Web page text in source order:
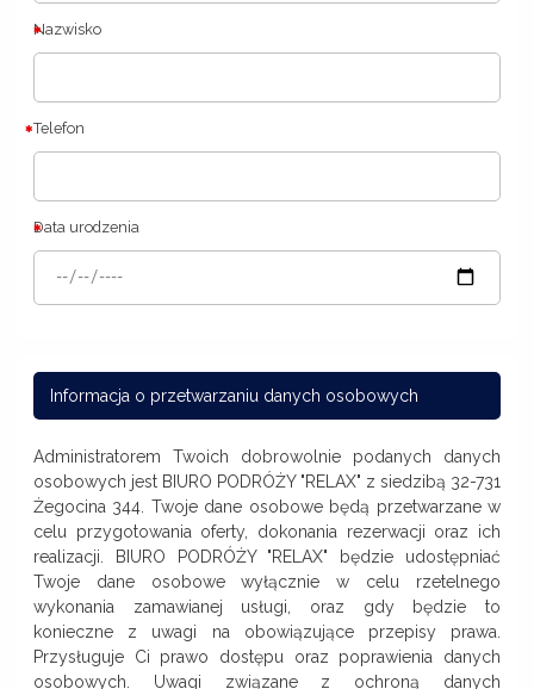
Nazwisko
Telefon
Data urodzenia
Informacja o przetwarzaniu danych osobowych
Administratorem Twoich dobrowolnie podanych danych
osobowych jest BIURO PODRÓŻY "RELAX" z siedzibą 32-731
Żegocina 344. Twoje dane osobowe będą przetwarzane w
celu przygotowania oferty, dokonania rezerwacji oraz ich
realizacji. BIURO PODRÓŻY "RELAX" będzie udostępniać
Twoje dane osobowe wyłącznie w celu rzetelnego
wykonania zamawianej usługi, oraz gdy będzie to
konieczne z uwagi na obowiązujące przepisy prawa.
Przysługuje Ci prawo dostępu oraz poprawienia danych
osobowych. Uwagi związane z ochroną danych